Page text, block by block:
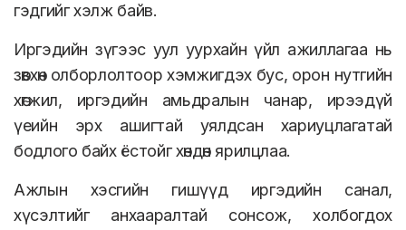
гэдгийг хэлж байв.
Иргэдийн зүгээс уул уурхайн үйл ажиллагаа нь
зөвхөн олборлолтоор хэмжигдэх бус, орон нутгийн
хөгжил, иргэдийн амьдралын чанар, ирээдүй
үеийн эрх ашигтай уялдсан хариуцлагатай
бодлого байх ёстойг хөндөн ярилцлаа.
Ажлын хэсгийн гишүүд иргэдийн санал,
хүсэлтийг анхааралтай сонсож, холбогдох